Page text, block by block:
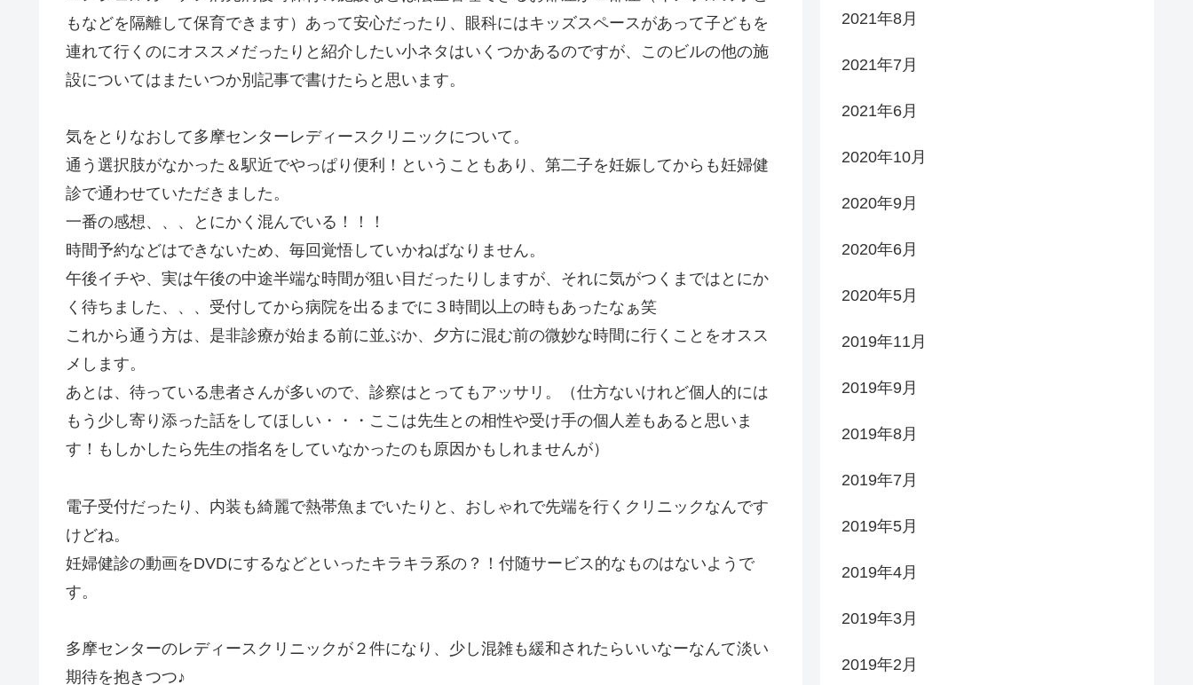
もなどを隔離して保育できます）あって安心だったり、眼科にはキッズスペースがあって子どもを
連れて行くのにオススメだったりと紹介したい小ネタはいくつかあるのですが、このビルの他の施
設についてはまたいつか別記事で書けたらと思います。
気をとりなおして多摩センターレディースクリニックについて。
通う選択肢がなかった＆駅近でやっぱり便利！ということもあり、第二子を妊娠してからも妊婦健
診で通わせていただきました。
一番の感想、、、とにかく混んでいる！！！
時間予約などはできないため、毎回覚悟していかねばなりません。
午後イチや、実は午後の中途半端な時間が狙い目だったりしますが、それに気がつくまではとにか
く待ちました、、、受付してから病院を出るまでに３時間以上の時もあったなぁ笑
これから通う方は、是非診療が始まる前に並ぶか、夕方に混む前の微妙な時間に行くことをオスス
メします。
あとは、待っている患者さんが多いので、診察はとってもアッサリ。（仕方ないけれど個人的には
もう少し寄り添った話をしてほしい・・・ここは先生との相性や受け手の個人差もあると思いま
す！もしかしたら先生の指名をしていなかったのも原因かもしれませんが）
電子受付だったり、内装も綺麗で熱帯魚までいたりと、おしゃれで先端を行くクリニックなんです
けどね。
妊婦健診の動画をDVDにするなどといったキラキラ系の？！付随サービス的なものはないようで
す。
多摩センターのレディースクリニックが２件になり、少し混雑も緩和されたらいいなーなんて淡い
期待を抱きつつ♪
2021年8月
2021年7月
2021年6月
2020年10月
2020年9月
2020年6月
2020年5月
2019年11月
2019年9月
2019年8月
2019年7月
2019年5月
2019年4月
2019年3月
2019年2月